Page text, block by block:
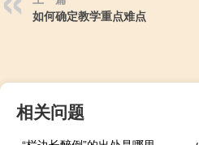
如何确定教学重点难点
相关问题